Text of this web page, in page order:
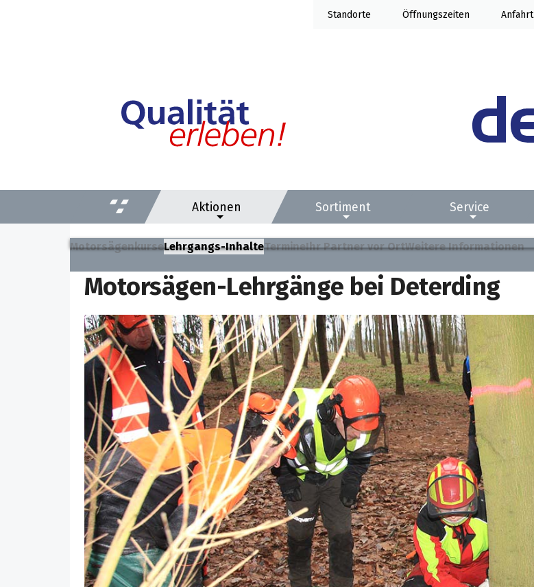
Standorte Öffnung Anfahrt
Aktionen Sortiment Service
MotorsägenkurseLehrgangs-InhalteTermineIhr Partner vor OrtWeitere Informationen
Motorsägen-Lehrgänge bei Deterding